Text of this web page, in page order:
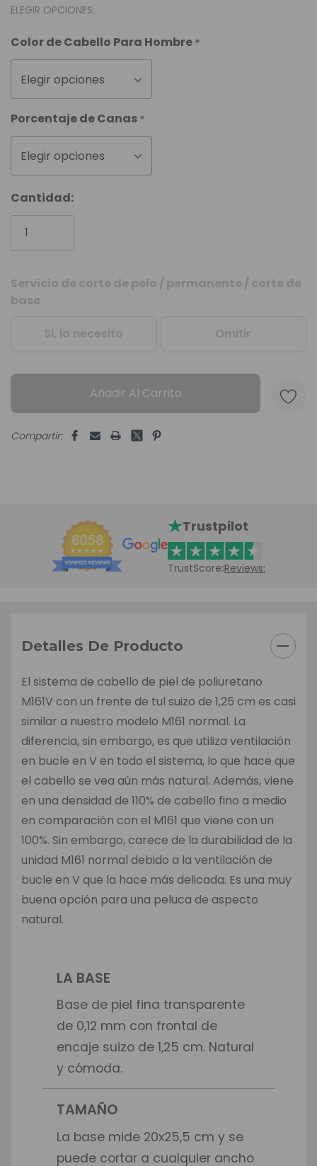
ELEGIR OPCIONES:
Color de Cabello Para Hombre*
Elegir opciones
Porcentaje de Canas*
Elegir opciones
Cantidad:
Unidades
disponibles:
Servicio de corte de pelo / permanente / corte de
base
Si, lo necesito Omitir
Añadir Al Carrito
Compartir:
Trustpilot
TrustScore:Reviews:
Detalles De Producto
El sistema de cabello de piel de poliuretano
M161V con un frente de tul suizo de 1,25 cm es casi
similar a nuestro modelo M161 normal. La
diferencia, sin embargo, es que utiliza ventilación
en bucle en V en todo el sistema, lo que hace que
el cabello se vea aún más natural. Además, viene
en una densidad de 110% de cabello fino a medio
en comparación con el M161 que viene con un
100%. Sin embargo, carece de la durabilidad de la
unidad M161 normal debido a la ventilación de
bucle en V que la hace más delicada. Es una muy
buena opción para una peluca de aspecto
natural.
LA BASE
Base de piel fina transparente
de 0,12 mm con frontal de
encaje suizo de 1,25 cm. Natural
y cómoda.
TAMAÑO
La base mide 20x25,5 cm y se
puede cortar a cualquier ancho